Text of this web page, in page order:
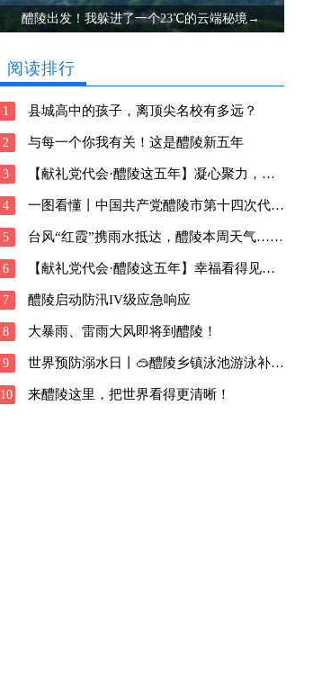
醴陵出发！我躲进了一个23℃的云端秘境→
阅读排行
1 县城高中的孩子，离顶尖名校有多远？
2 与每一个你我有关！这是醴陵新五年
3 【献礼党代会·醴陵这五年】凝心聚力，向善前行！醴陵深耕瓷都新风貌
4 一图看懂丨中国共产党醴陵市第十四次代表大会报告
5 台风“红霞”携雨水抵达，醴陵本周天气……
6 【献礼党代会·醴陵这五年】幸福看得见！醴陵交出这样的民生答卷
7 醴陵启动防汛IV级应急响应
8 大暴雨、雷雨大风即将到醴陵！
9 世界预防溺水日丨🥽醴陵乡镇泳池游泳补贴信息请查收→
10 来醴陵这里，把世界看得更清晰！